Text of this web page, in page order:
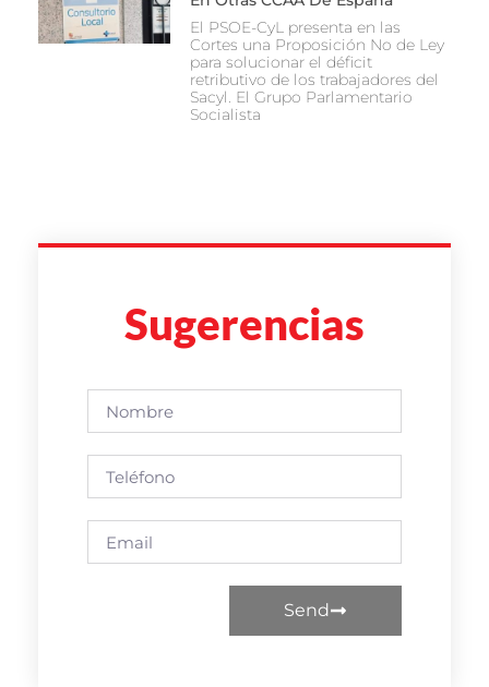
El PSOE-CyL presenta en las
Cortes una Proposición No de Ley
para solucionar el déficit
retributivo de los trabajadores del
Sacyl. El Grupo Parlamentario
Socialista
Sugerencias
Send